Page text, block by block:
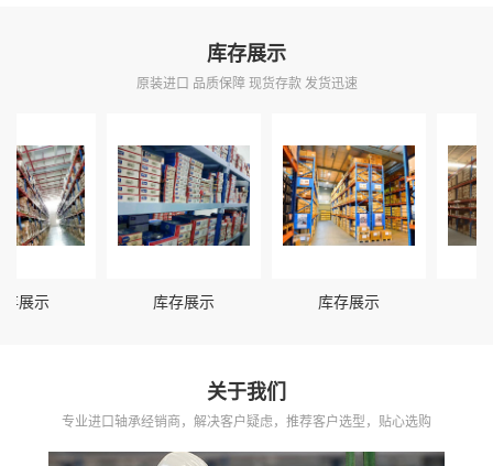
库存展示
原装进口 品质保障 现货存款 发货迅速
示 库存展示 库存展示
关于我们
专业进口轴承经销商，解决客户疑虑，推荐客户选型，贴心选购